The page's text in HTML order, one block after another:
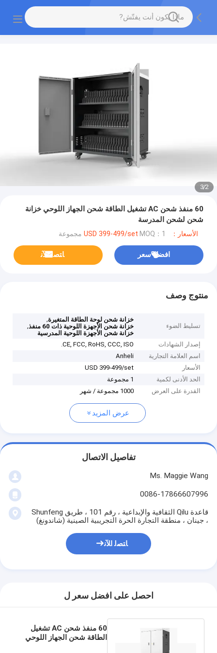
2
/
3
60 منفذ شحن AC تشغيل الطاقة شحن الجهاز اللوحي خزانة
شحن لشحن المدرسة
الأسعار：USD 399-499/set MOQ：1 مجموعة
افضل سعر ﺎﺘﺼﻟ ﺍﻶﻧ
منتوج وصف
تسليط الضوء
خزانة شحن لوحة الطاقة المتغيرة,
خزانة شحن الأجهزة اللوحية ذات 60 منفذ
,
خزانة شحن الأجهزة اللوحية المدرسية
إصدار الشهادات
CE, FCC, RoHS, CCC, ISO.
اسم العلامة التجارية
Anheli
الأسعار
USD 399-499/set
الحد الأدنى لكمية
1 مجموعة
القدرة على العرض
1000 مجموعة / شهر
عرض المزيد
تفاصيل الاتصال
Ms. Maggie Wang
0086-17866607996
قاعدة Qilu الثقافية والإبداعية ، رقم 101 ، طريق Shunfeng
، جينان ، منطقة التجارة الحرة التجريبية الصينية (شاندونغ)
ﺎﺘﺼﻟ ﺍﻶﻧ
احصل على افضل سعر ل
60 منفذ شحن AC تشغيل
الطاقة شحن الجهاز اللوحي